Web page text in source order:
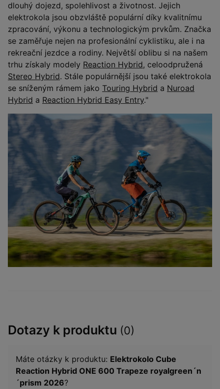
dlouhý dojezd, spolehlivost a životnost. Jejich
elektrokola jsou obzvláště populární díky kvalitnímu
zpracování, výkonu a technologickým prvkům. Značka
se zaměřuje nejen na profesionální cyklistiku, ale i na
rekreační jezdce a rodiny. Největší oblibu si na našem
trhu získaly modely Reaction Hybrid, celoodpružená
Stereo Hybrid. Stále populárnější jsou také elektrokola
se sníženým rámem jako Touring Hybrid a Nuroad
Hybrid a Reaction Hybrid Easy Entry."
Dotazy k produktu (0)
Máte otázky k produktu: Elektrokolo Cube
Reaction Hybrid ONE 600 Trapeze royalgreen´n
´prism 2026?